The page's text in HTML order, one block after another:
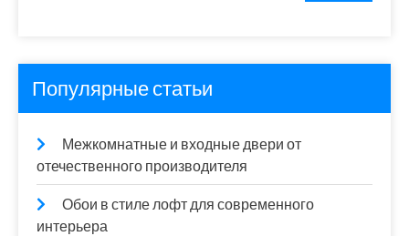
Популярные статьи
Межкомнатные и входные двери от
отечественного производителя
Обои в стиле лофт для современного
интерьера